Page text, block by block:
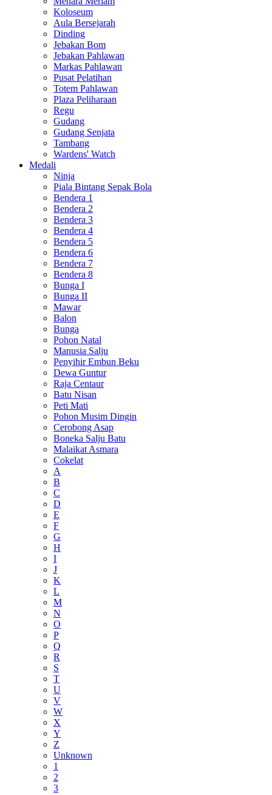
Koloseum
Aula Bersejarah
Dinding
Jebakan Bom
Jebakan Pahlawan
Markas Pahlawan
Pusat Pelatihan
Totem Pahlawan
Plaza Peliharaan
Regu
Gudang
Gudang Senjata
Tambang
Wardens' Watch
Medali
Ninja
Piala Bintang Sepak Bola
Bendera 1
Bendera 2
Bendera 3
Bendera 4
Bendera 5
Bendera 6
Bendera 7
Bendera 8
Bunga I
Bunga II
Mawar
Balon
Bunga
Pohon Natal
Manusia Salju
Penyihir Embun Beku
Dewa Guntur
Raja Centaur
Batu Nisan
Peti Mati
Pohon Musim Dingin
Cerobong Asap
Boneka Salju Batu
Malaikat Asmara
Cokelat
A
B
C
D
E
F
G
H
I
J
K
L
M
N
O
P
Q
R
S
T
U
V
W
X
Y
Z
Unknown
1
2
3